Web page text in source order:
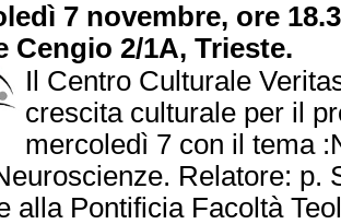
7 novembre, ore
Cengio 2/1A, Trieste.
Il Centro Culturale
crescita culturale per il
mercoledì 7 con il tema
Relatore: p.
alla Pontificia Facoltà